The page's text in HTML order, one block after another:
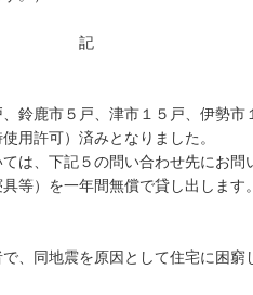
鈴鹿市５戸、津市１５戸、伊勢市
許可）済みとなりました。
、下記５の問い合わせ先にお問
等）を一年間無償で貸し出します
、同地震を原因として住宅に困窮